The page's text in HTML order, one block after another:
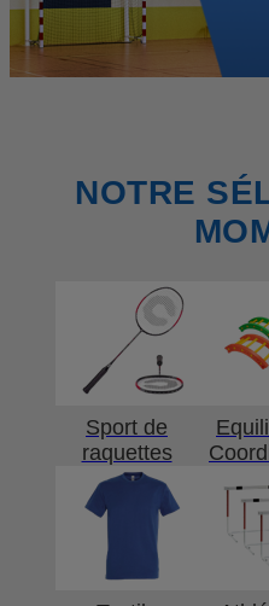
NOTRE
Sport de
raquettes